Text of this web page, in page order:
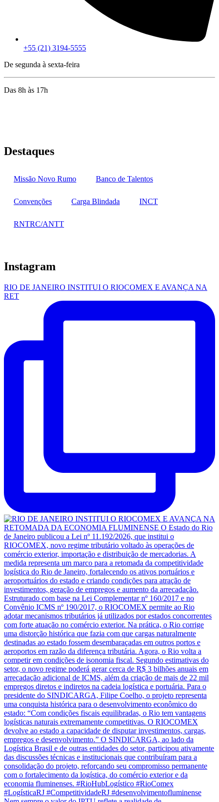
+55 (21) 3194-5555
De segunda à sexta-feira
Das 8h às 17h
Destaques
Missão Novo Rumo Banco de Talentos
Convenções Carga Blindada INCT
RNTRC/ANTT
Instagram
RIO DE JANEIRO INSTITUI O RIOCOMEX E AVANÇA NA
RET